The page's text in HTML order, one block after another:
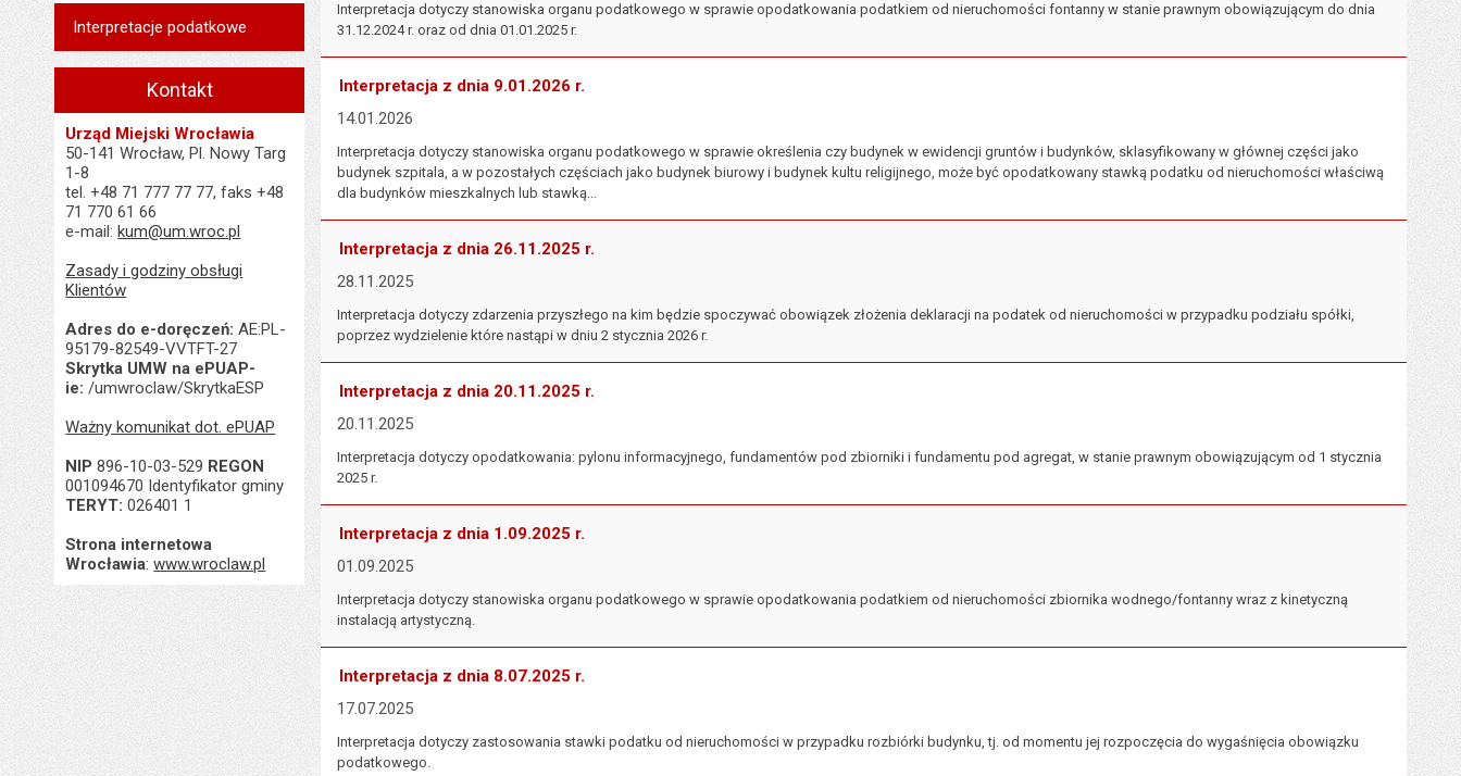
Interpretacje podatkowe
Kontakt
Urząd Miejski Wrocławia
50-141 Wrocław, Pl. Nowy Targ
1-8
tel. +48 71 777 77 77, faks +48
71 770 61 66
e-mail:kum@um.wroc.pl
Zasady i godziny obsługi
Klientów
Adres do e-doręczeń: AE:PL-
95179-82549-VVTFT-27
Skrytka UMW na ePUAP-
ie: /umwroclaw/SkrytkaESP
Ważny komunikat dot. ePUAP
NIP 896-10-03-529 REGON
001094670 Identyfikator gminy
TERYT: 026401 1
Strona internetowa
Wrocławia:www.wroclaw.pl
Interpretacja dotyczy stanowiska organu podatkowego w sprawie opodatkowania podatkiem od nieruchomości fontanny w stanie prawnym obowiązującym do dnia
31.12.2024 r. oraz od dnia 01.01.2025 r.
Interpretacja z dnia 9.01.2026 r.
14.01.2026
Interpretacja dotyczy stanowiska organu podatkowego w sprawie określenia czy budynek w ewidencji gruntów i budynków, sklasyfikowany w głównej części jako
budynek szpitala, a w pozostałych częściach jako budynek biurowy i budynek kultu religijnego, może być opodatkowany stawką podatku od nieruchomości właściwą
dla budynków mieszkalnych lub stawką...
Interpretacja z dnia 26.11.2025 r.
28.11.2025
Interpretacja dotyczy zdarzenia przyszłego na kim będzie spoczywać obowiązek złożenia deklaracji na podatek od nieruchomości w przypadku podziału spółki,
poprzez wydzielenie które nastąpi w dniu 2 stycznia 2026 r.
Interpretacja z dnia 20.11.2025 r.
20.11.2025
Interpretacja dotyczy opodatkowania: pylonu informacyjnego, fundamentów pod zbiorniki i fundamentu pod agregat, w stanie prawnym obowiązującym od 1 stycznia
2025 r.
Interpretacja z dnia 1.09.2025 r.
01.09.2025
Interpretacja dotyczy stanowiska organu podatkowego w sprawie opodatkowania podatkiem od nieruchomości zbiornika wodnego/fontanny wraz z kinetyczną
instalacją artystyczną.
Interpretacja z dnia 8.07.2025 r.
17.07.2025
Interpretacja dotyczy zastosowania stawki podatku od nieruchomości w przypadku rozbiórki budynku, tj. od momentu jej rozpoczęcia do wygaśnięcia obowiązku
podatkowego.